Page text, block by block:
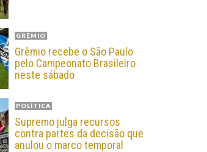
GRÊMIO
Grêmio recebe o São Paulo
pelo Campeonato Brasileiro
neste sábado
POLÍTICA
Supremo julga recursos
contra partes da decisão que
anulou o marco temporal